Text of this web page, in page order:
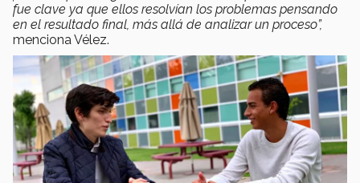
fue clave ya que ellos resolvían los problemas pensando
en el resultado final, más allá de analizar un proceso”,
menciona Vélez.